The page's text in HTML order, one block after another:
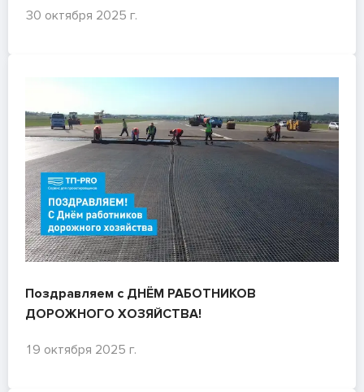
вызовы и возможности»
30 октября 2025 г.
Поздравляем с ДНЁМ РАБОТНИКОВ
ДОРОЖНОГО ХОЗЯЙСТВА!
19 октября 2025 г.